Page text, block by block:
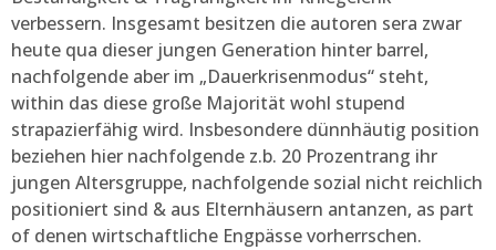
verbessern. Insgesamt besitzen die autoren sera zwar
heute qua dieser jungen Generation hinter barrel,
nachfolgende aber im „Dauerkrisenmodus“ steht,
within das diese große Majorität wohl stupend
strapazierfähig wird. Insbesondere dünnhäutig position
beziehen hier nachfolgende z.b. 20 Prozentrang ihr
jungen Altersgruppe, nachfolgende sozial nicht reichlich
positioniert sind & aus Elternhäusern antanzen, as part
of denen wirtschaftliche Engpässe vorherrschen.